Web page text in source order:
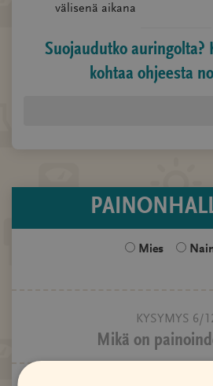
välisenä aikana
Suojaudutko auringolta?
kohtaa ohjeesta
Mies
KYSYMYS 6/
Mikä on